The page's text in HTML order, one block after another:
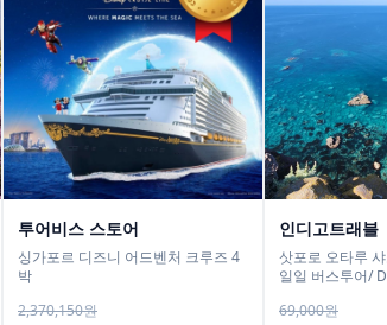
투어비스 스토어
싱가포르 디즈니 어드벤처 크루즈 4
박
2,370,150원
인디고트래블
삿포로 오타루
일일 버스투어/
69,000원